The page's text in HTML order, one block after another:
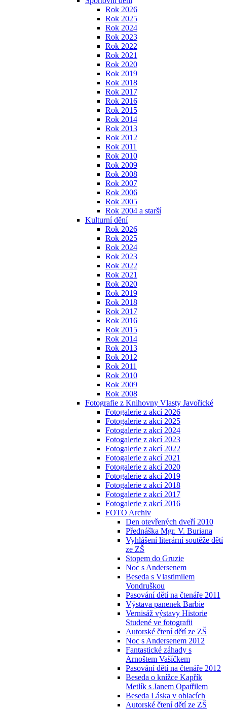
Rok 2026
Rok 2025
Rok 2024
Rok 2023
Rok 2022
Rok 2021
Rok 2020
Rok 2019
Rok 2018
Rok 2017
Rok 2016
Rok 2015
Rok 2014
Rok 2013
Rok 2012
Rok 2011
Rok 2010
Rok 2009
Rok 2008
Rok 2007
Rok 2006
Rok 2005
Rok 2004 a starší
Kulturní dění
Rok 2026
Rok 2025
Rok 2024
Rok 2023
Rok 2022
Rok 2021
Rok 2020
Rok 2019
Rok 2018
Rok 2017
Rok 2016
Rok 2015
Rok 2014
Rok 2013
Rok 2012
Rok 2011
Rok 2010
Rok 2009
Rok 2008
Fotografie z Knihovny Vlasty Javořické
Fotogalerie z akcí 2026
Fotogalerie z akcí 2025
Fotogalerie z akcí 2024
Fotogalerie z akcí 2023
Fotogalerie z akcí 2022
Fotogalerie z akcí 2021
Fotogalerie z akcí 2020
Fotogalerie z akcí 2019
Fotogalerie z akcí 2018
Fotogalerie z akcí 2017
Fotogalerie z akcí 2016
FOTO Archiv
Den otevřených dveří 2010
Přednáška Mgr. V. Buriana
Vyhlášení literární soutěže dětí
ze ZŠ
Stopem do Gruzie
Noc s Andersenem
Beseda s Vlastimilem
Vondruškou
Pasování dětí na čtenáře 2011
Výstava panenek Barbie
Vernisáž výstavy Historie
Studené ve fotografii
Autorské čtení dětí ze ZŠ
Noc s Andersenem 2012
Fantastické záhady s
Arnoštem Vašíčkem
Pasování dětí na čtenáře 2012
Beseda o knížce Kapřík
Metlík s Janem Opatřilem
Beseda Láska v oblacích
Autorské čtení dětí ze ZŠ